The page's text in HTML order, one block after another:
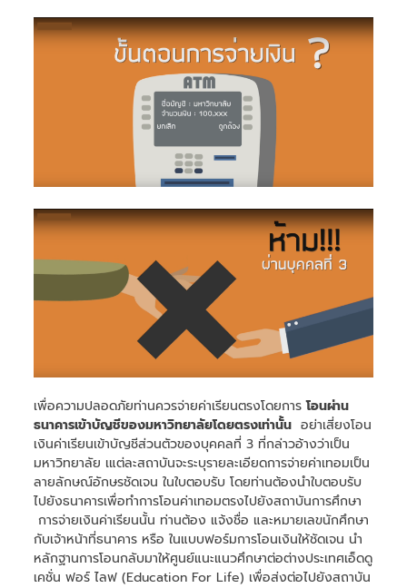
เพื่อความปลอดภัยท่านควรจ่ายค่าเรียนตรงโดยการโอนผ่าน
ธนาคารเข้าบัญชีของมหาวิทยาลัยโดยตรงเท่านั้น อย่าเสี่ยงโอน
เงินค่าเรียนเข้าบัญชีส่วนตัวของบุคคลที่ 3 ที่กล่าวอ้างว่าเป็น
มหาวิทยาลัย เแต่ละสถาบันจะระบุรายละเอียดการจ่ายค่าเทอมเป็น
ลายลักษณ์อักษรชัดเจน ในใบตอบรับ โดยท่านต้องนำใบตอบรับ
ไปยังธนาคารเพื่อทำการโอนค่าเทอมตรงไปยังสถาบันการศึกษา
การจ่ายเงินค่าเรียนนั้น ท่านต้อง แจ้งชื่อ และหมายเลขนักศึกษา
กับเจ้าหน้าที่ธนาคาร หรือ ในแบบฟอร์มการโอนเงินให้ชัดเจน นำ
หลักฐานการโอนกลับมาให้ศูนย์แนะแนวศึกษาต่อต่างประเทศเอ็ดดู
เคชั่น ฟอร์ ไลฟ (Education For Life) เพื่อส่งต่อไปยังสถาบัน